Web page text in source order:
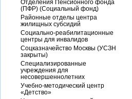
Отделения Пенсионного фонда
(ПФР) (Социальный фонд)
Районные отделы центра
жилищных субсидий
Социально-реабилитационные
центры для инвалидов
Соцказначейство Москвы (УСЗН
закрыты)
Специализированные
учреждения для
несовершеннолетних
Учебно-методический центр
«Детство»